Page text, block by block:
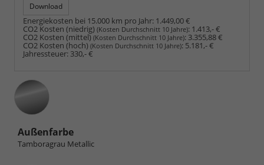
Download
Energiekosten bei 15.000 km pro Jahr: 1.449,00 €
CO2 Kosten (niedrig) (Kosten Durchschnitt 10 Jahre): 1.413,- €
CO2 Kosten (mittel) (Kosten Durchschnitt 10 Jahre): 3.355,88 €
CO2 Kosten (hoch) (Kosten Durchschnitt 10 Jahre): 5.181,- €
Jahressteuer: 330,- €
Außenfarbe
Tamboragrau Metallic